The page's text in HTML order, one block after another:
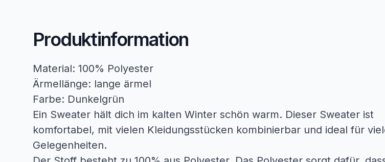
Produktinformation
Material: 100% Polyester
Ärmellänge: lange ärmel
Farbe: Dunkelgrün
Ein Sweater hält dich im kalten Winter schön warm. Dieser Sweater ist
komfortabel, mit vielen Kleidungsstücken kombinierbar und ideal für
Gelegenheiten.